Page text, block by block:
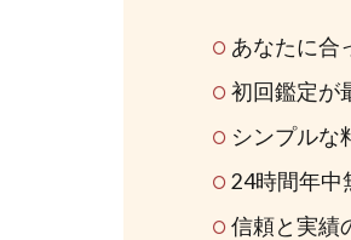
あなたに合
初回鑑定が
シンプルな
24時間年中
信頼と実績